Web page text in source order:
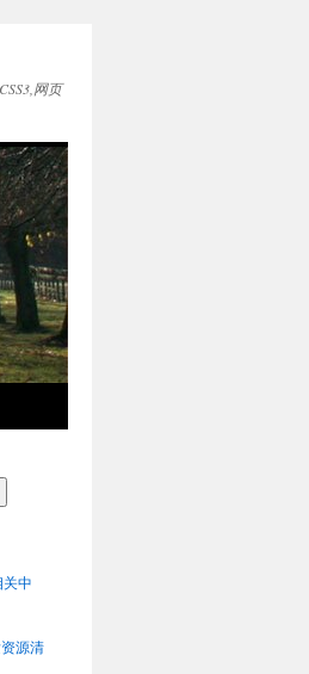
网页
关中
源清